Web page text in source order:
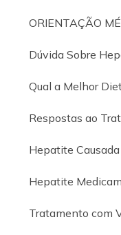
ORIENTAÇÃO
Dúvida Sobre
Qual a Melhor
Respostas ao
Hepatite
Hepatite
Tratamento com